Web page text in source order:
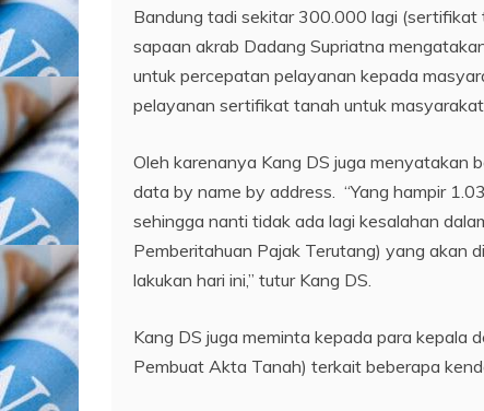
Bandung tadi sekitar 300.000 lagi (sertifikat
sapaan akrab Dadang Supriatna
untuk percepatan pelayanan kepada
pelayanan sertifikat tanah untuk
Oleh karenanya Kang DS juga menyatakan
data by name by address. “Yang hampir
sehingga nanti tidak ada lagi kesalahan
Pemberitahuan Pajak Terutang) yang akan
lakukan hari ini,” tutur Kang DS.
Kang DS juga meminta kepada para kepala
Pembuat Akta Tanah) terkait beberapa